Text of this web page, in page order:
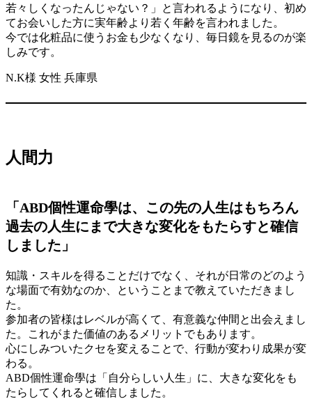
若々しくなったんじゃない？」と言われるようになり、初め
てお会いした方に実年齢より若く年齢を言われました。
今では化粧品に使うお金も少なくなり、毎日鏡を見るのが楽
しみです。
N.K様 女性 兵庫県
人間力
「ABD個性運命學は、この先の人生はもちろん
過去の人生にまで大きな変化をもたらすと確信
しました」
知識・スキルを得ることだけでなく、それが日常のどのよう
な場面で有効なのか、ということまで教えていただきまし
た。
参加者の皆様はレベルが高くて、有意義な仲間と出会えまし
た。これがまた価値のあるメリットでもあります。
心にしみついたクセを変えることで、行動が変わり成果が変
わる。
ABD個性運命學は「自分らしい人生」に、大きな変化をも
たらしてくれると確信しました。